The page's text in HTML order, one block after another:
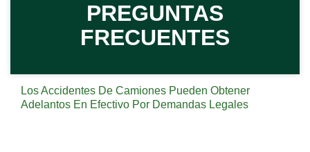
PREGUNTAS
FRECUENTES
Los Accidentes De Camiones Pueden Obtener
Adelantos En Efectivo Por Demandas Legales